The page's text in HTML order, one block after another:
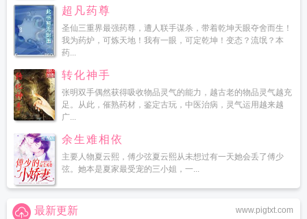
超凡药尊
圣仙三重界最强药尊，遭人联手谋杀，带着乾坤天眼夺舍而生！
我为药炉，可炼天地！我有一眼，可定乾坤！变态？流氓？本
药...
转化神手
张明双手偶然获得吸收物品灵气的能力，越古老的物品灵气越充
足。从此，催熟药材，鉴定古玩，中医治病，灵气运用越来越
广...
余生难相依
主要人物夏云熙，傅少弦夏云熙从未想过有一天她会丢了傅少
弦。她本是夏家最受宠的三小姐，一...
www.pigtxt.com
最新更新